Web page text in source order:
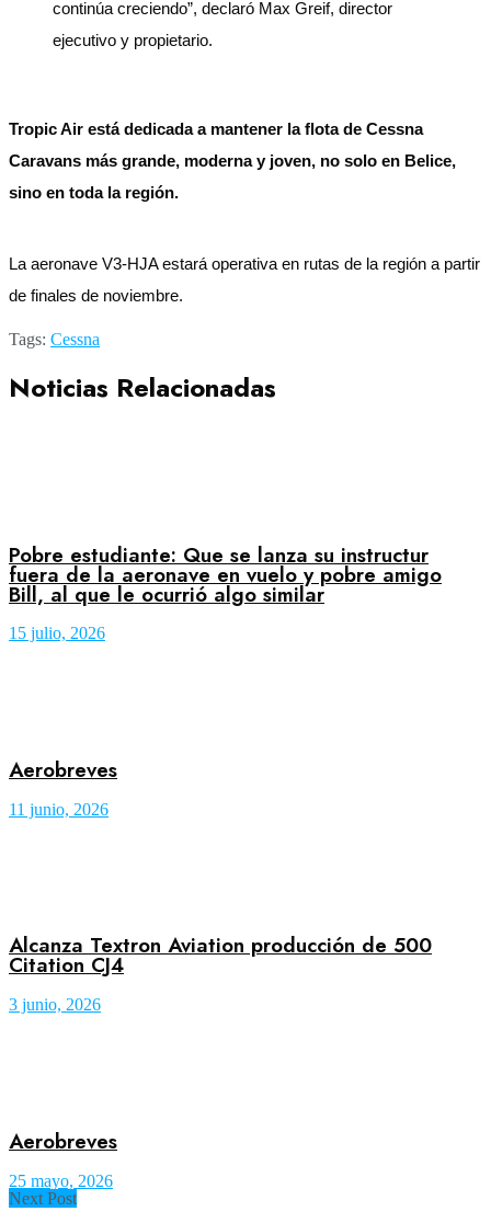
continúa creciendo”, declaró Max Greif, director
ejecutivo y propietario.
Tropic Air está dedicada a mantener la flota de Cessna
Caravans más grande, moderna y joven, no solo en Belice,
sino en toda la región.
La aeronave V3-HJA estará operativa en rutas de la región a partir
de finales de noviembre.
Tags: Cessna
Noticias Relacionadas
Pobre estudiante: Que se lanza su instructur
fuera de la aeronave en vuelo y pobre amigo
Bill, al que le ocurrió algo similar
15 julio, 2026
Aerobreves
11 junio, 2026
Alcanza Textron Aviation producción de 500
Citation CJ4
3 junio, 2026
Aerobreves
25 mayo, 2026
Next Post